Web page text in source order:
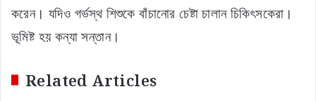
করেন। যদিও গর্ভস্থ শিশুকে বাঁচানোর চেষ্টা চালান চিকিৎসকেরা।
ভূমিষ্ট হয় কন্যা সন্তান।
Related Articles